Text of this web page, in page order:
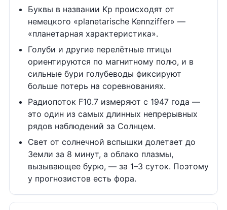
Буквы в названии Kp происходят от
немецкого «planetarische Kennziffer» —
«планетарная характеристика».
Голуби и другие перелётные птицы
ориентируются по магнитному полю, и в
сильные бури голубеводы фиксируют
больше потерь на соревнованиях.
Радиопоток F10.7 измеряют с 1947 года —
это один из самых длинных непрерывных
рядов наблюдений за Солнцем.
Свет от солнечной вспышки долетает до
Земли за 8 минут, а облако плазмы,
вызывающее бурю, — за 1–3 суток. Поэтому
у прогнозистов есть фора.